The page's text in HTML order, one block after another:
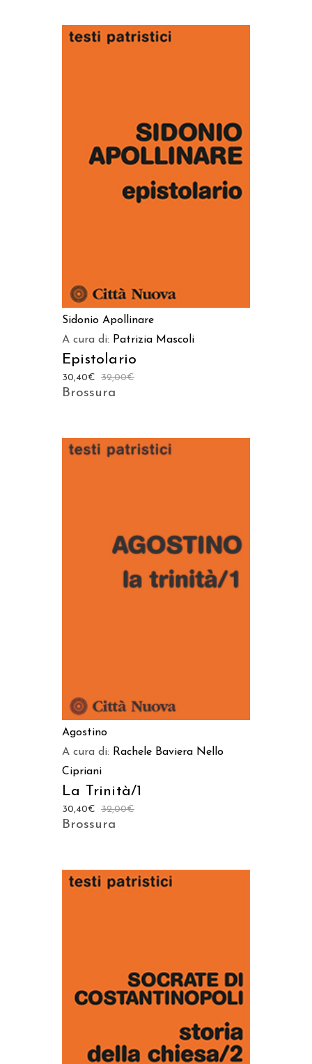
AGGIUNGI AL CARRELLO
Sidonio Apollinare
A cura di: Patrizia Mascoli
Epistolario
32,00€
30,40€
Brossura
AGGIUNGI AL CARRELLO
Agostino
A cura di: Rachele Baviera Nello
Cipriani
La Trinità/1
32,00€
30,40€
Brossura